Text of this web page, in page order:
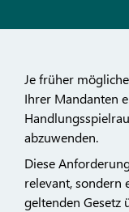
Je früher
Ihrer Mandanten
abzuwenden.
Diese
relevant, sondern
geltenden Gesetz